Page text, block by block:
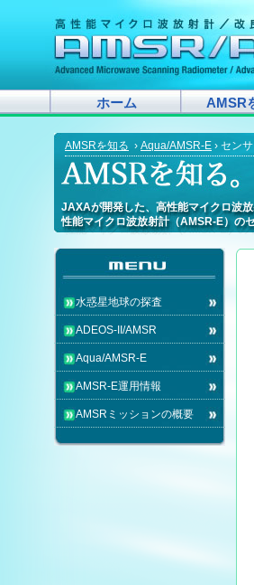
ホーム AMSR
AMSRを知る › Aqua/AMSR-E › セン
JAXAが開発した、高性能マイクロ波
性能マイクロ波放射計（AMSR-E）の
JAXAが開発した、高性能マイクロ波
性能マイクロ波放射計（AMSR-E）の
JAXAが開発した、高性能マイクロ波
性能マイクロ波放射計（AMSR-E）
JAXAが開発した、高性能マイクロ
性能マイクロ波放射計（AMSR-E）
JAXAが開発した、高性能マイクロ波
性能マイクロ波放射計（AMSR-E）
JAXAが開発した、高性能マイクロ波
性能マイクロ波放射計（AMSR-E）の
JAXAが開発した、高性能マイクロ波
性能マイクロ波放射計（AMSR-E）
JAXAが開発した、高性能マイクロ波
性能マイクロ波放射計（AMSR-E）
JAXAが開発した、高性能マイクロ波
性能マイクロ波放射計（AMSR-E）の
JAXAが開発した、高性能マイクロ波
性能マイクロ波放射計（AMSR-E）の
JAXAが開発した、高性能マイクロ波
性能マイクロ波放射計（AMSR-E）の
JAXAが開発した、高性能マイクロ波
性能マイクロ波放射計（AMSR-E）
JAXAが開発した、高性能マイクロ波
性能マイクロ波放射計（AMSR-E）の
JAXAが開発した、高性能マイクロ波
性能マイクロ波放射計（AMSR-E）の
JAXAが開発した、高性能マイクロ波
性能マイクロ波放射計（AMSR-E）の
JAXAが開発した、高性能マイクロ波
性能マイクロ波放射計（AMSR-E）の
JAXAが開発した、高性能マイクロ波
性能マイクロ波放射計（AMSR-E）の
JAXAが開発した、高性能マイクロ波
性能マイクロ波放射計（AMSR-E）の
水惑星地球の探査
ADEOS-II/AMSR
Aqua/AMSR-E
AMSR-E運用情報
AMSRミッションの概要